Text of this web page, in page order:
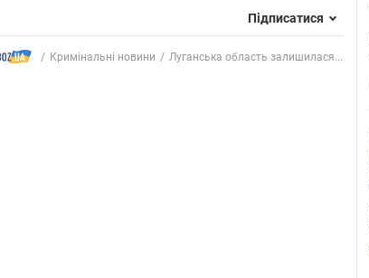
Підписатися
Кримінальні новини Луганська область залишилася...